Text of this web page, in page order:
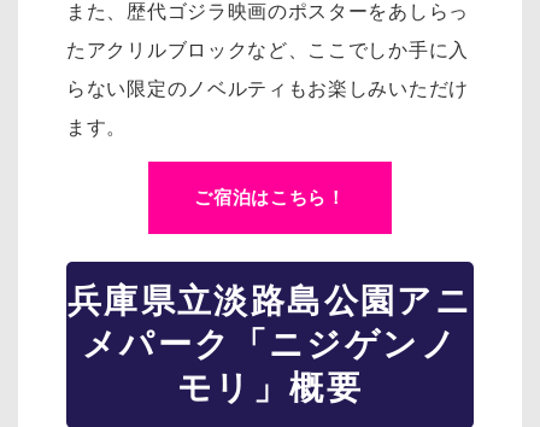
また、歴代ゴジラ映画のポスターをあしらっ
たアクリルブロックなど、ここでしか手に入
らない限定のノベルティもお楽しみいただけ
ます。
ご宿泊はこちら！
兵庫県立淡路島公園アニ
メパーク「ニジゲンノ
モリ」概要